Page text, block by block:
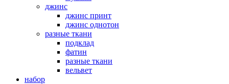
джинс
джинс принт
джинс однотон
разные ткани
подклад
фатин
разные ткани
вельвет
набор